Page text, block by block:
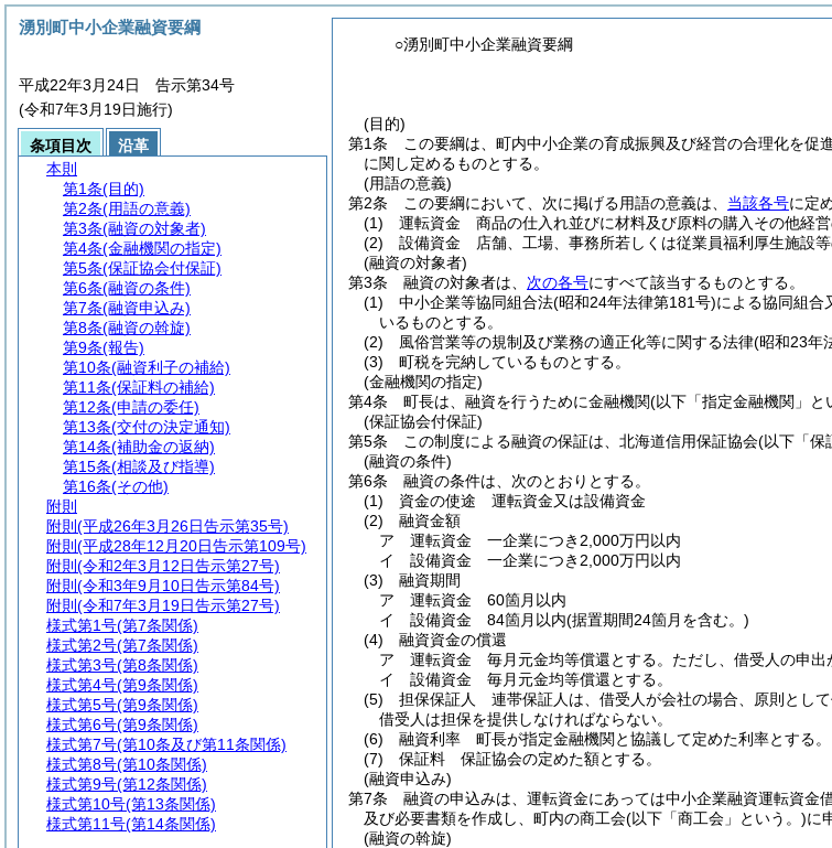
○湧別町中小企業融資要綱
(目的)
第1条
この要綱は、町内中小企業の育成振興及び経営の合理化を
に関し定めるものとする。
(用語の意義)
第2条
この要綱において、次に掲げる用語の意義は、 当該各号に定
(1)
運転資金 商品の仕入れ並びに材料及び原料の購入その他経営
(2)
設備資金 店舗、工場、事務所若しくは従業員福利厚生施設
(融資の対象者)
第3条
融資の対象者は、 次の各号にすべて該当するものとする。
(1)
中小企業等協同組合法(昭和24年法律第181号)による協同組合
いるものとする。
(2)
風俗営業等の規制及び業務の適正化等に関する法律(昭和23年
(3)
町税を完納しているものとする。
(金融機関の指定)
第4条
町長は、融資を行うために金融機関(以下「指定金融機関」と
(保証協会付保証)
第5条
この制度による融資の保証は、北海道信用保証協会(以下「保
(融資の条件)
第6条
融資の条件は、次のとおりとする。
(1)
資金の使途 運転資金又は設備資金
(2)
融資金額
ア
運転資金 一企業につき2,000万円以内
イ
設備資金 一企業につき2,000万円以内
(3)
融資期間
ア
運転資金 60箇月以内
イ
設備資金 84箇月以内(据置期間24箇月を含む。)
(4)
融資資金の償還
ア
運転資金 毎月元金均等償還とする。 ただし、借受人の申出
イ
設備資金 毎月元金均等償還とする。
(5)
担保保証人 連帯保証人は、借受人が会社の場合、原則とし
借受人は担保を提供しなければならない。
(6)
融資利率 町長が指定金融機関と協議して定めた利率とする。
(7)
保証料 保証協会の定めた額とする。
(融資申込み)
第7条
融資の申込みは、運転資金にあっては中小企業融資運転資金
及び必要書類を作成し、町内の商工会(以下「商工会」という。)に
(融資の斡旋)
湧別町中小企業融資要綱
平成22年3月24日 告示第34号
(令和7年3月19日施行)
条項目次
沿革
本則
第1条(目的)
第2条(用語の意義)
第3条(融資の対象者)
第4条(金融機関の指定)
第5条(保証協会付保証)
第6条(融資の条件)
第7条(融資申込み)
第8条(融資の斡旋)
第9条(報告)
第10条(融資利子の補給)
第11条(保証料の補給)
第12条(申請の委任)
第13条(交付の決定通知)
第14条(補助金の返納)
第15条(相談及び指導)
第16条(その他)
附則
附則 (平成26年3月26日告示第35号)
附則 (平成28年12月20日告示第109号)
附則 (令和2年3月12日告示第27号)
附則 (令和3年9月10日告示第84号)
附則 (令和7年3月19日告示第27号)
様式第1号(第7条関係)
様式第2号(第7条関係)
様式第3号(第8条関係)
様式第4号(第9条関係)
様式第5号(第9条関係)
様式第6号(第9条関係)
様式第7号(第10条及び第11条関係)
様式第8号(第10条関係)
様式第9号(第12条関係)
様式第10号(第13条関係)
様式第11号(第14条関係)